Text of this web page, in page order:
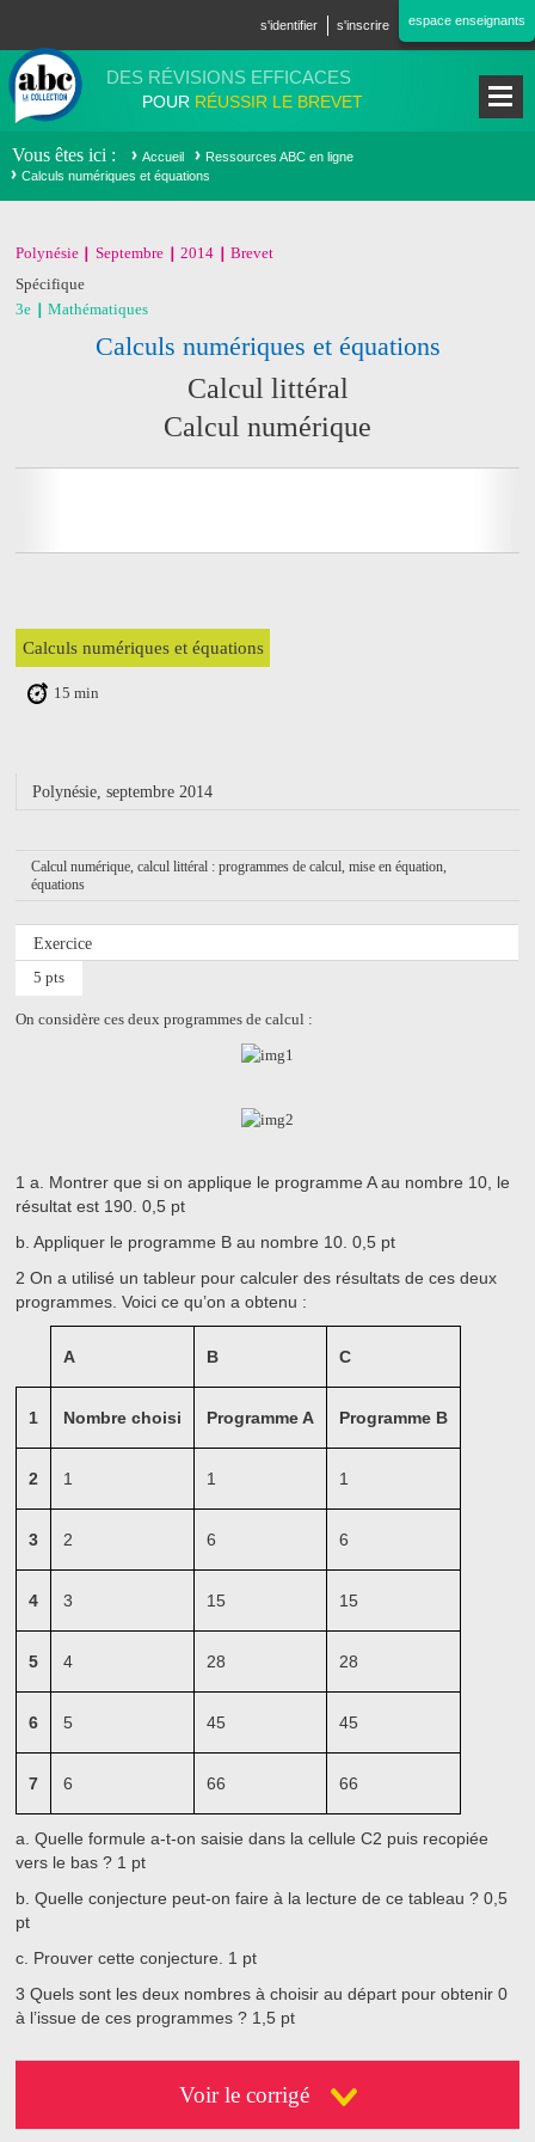
s'identifier s'inscrire espace enseignants
DES RÉVISIONS EFFICACES
POUR RÉUSSIR LE BREVET
Vous êtes ici Accueil
Ressources ABC en ligne
Calculs numériques et équations
Polynésie Septembre 2014
Brevet
Spécifique
3e
Mathématiques
Calculs numériques et équations
Calcul littéral
Calcul numérique
Calculs numériques et équations
15 min
Polynésie, septembre 2014
Calcul numérique, calcul littéral : programmes de calcul, mise en équation,
équations
Exercice
5 pts
On considère ces deux programmes de calcul :
1 a.
Montrer que si on applique le programme A au nombre 10, le
résultat est 190.0,5 pt
b. Appliquer le programme B au nombre 10.0,5 pt
2 On a utilisé un tableur pour calculer des résultats de ces deux
programmes. Voici ce qu’on a obtenu :
A B C
1 Nombre choisi Programme A Programme B
2 1 1 1
3 2 6 6
4 3 15 15
5 4 28 28
6 5 45 45
7 6 66 66
a. Quelle formule a-t-on saisie dans la cellule C2 puis recopiée
vers le bas ? 1 pt
b. Quelle conjecture peut-on faire à la lecture de ce tableau ?0,5
pt
c. Prouver cette conjecture. 1 pt
3 Quels sont les deux nombres à choisir au départ pour obtenir 0
à l’issue de ces programmes ? 1,5 pt
Voir le corrigé